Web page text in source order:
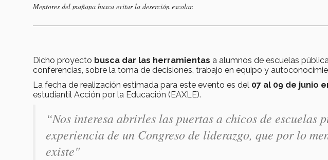
Mentores del mañana busca evitar la deserción escolar.
Dicho proyecto busca dar las herramientas a alumnos de escuelas
conferencias, sobre la toma de decisiones, trabajo en equipo y
La fecha de realización estimada para este evento es del 07 al 09 de junio
estudiantil Acción por la Educación (EAXLE).
“Nos interesa abrirles las puertas a chicos de escuelas
experiencia de un Congreso de liderazgo, que por lo
existe"